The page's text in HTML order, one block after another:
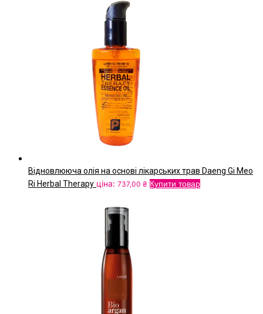
Відновлююча олія на основі лікарських трав Daeng Gi Meo
Ri Herbal Therapy ціна: 737,00 ₴ Купити товар